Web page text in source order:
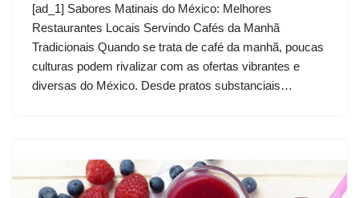
[ad_1] Sabores Matinais do México: Melhores
Restaurantes Locais Servindo Cafés da Manhã
Tradicionais Quando se trata de café da manhã, poucas
culturas podem rivalizar com as ofertas vibrantes e
diversas do México. Desde pratos substanciais…